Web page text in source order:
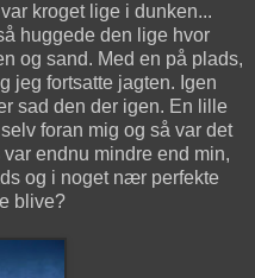
kroget lige i dunken...
huggede den lige hvor
og sand. Med en på plads,
jeg fortsatte jagten. Igen
sad den der igen. En lille
foran mig og så var det
endnu mindre end min,
og i noget nær perfekte
blive?